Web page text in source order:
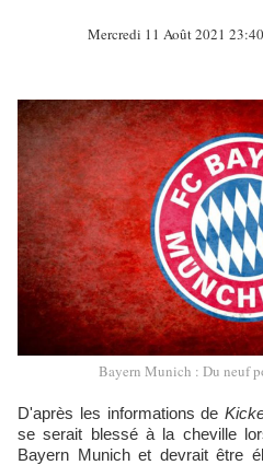
Mercredi 11 Août 2021
Bayern Munich : Du neuf
D'après les informations de
se serait blessé à la cheville
Bayern Munich et devrait être